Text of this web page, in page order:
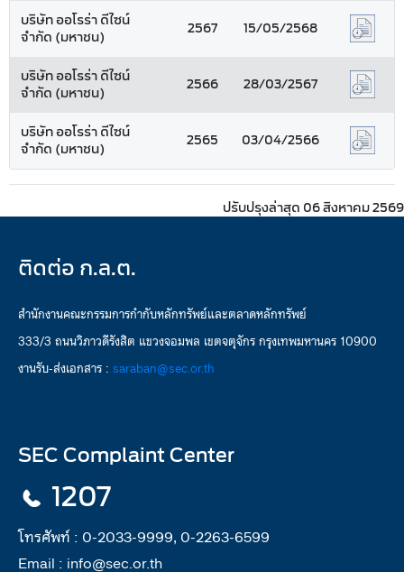
บริษัท ออโรร่า ดีไซน์
จำกัด (มหาชน)
2567 15/05/2568
บริษัท ออโรร่า ดีไซน์
จำกัด (มหาชน)
2566 28/03/2567
บริษัท ออโรร่า ดีไซน์
จำกัด (มหาชน)
2565 03/04/2566
ปรับปรุงล่าสุด 06 สิงหาคม 2569
ติดต่อ ก.ล.ต.
สำนักงานคณะกรรมการกำกับหลักทรัพย์และตลาดหลักทรัพย์
333/3 ถนนวิภาวดีรังสิต แขวงจอมพล เขตจตุจักร กรุงเทพมหานคร 10900
งานรับ-ส่งเอกสาร : saraban@sec.or.th
SEC Complaint Center
1207
โทรศัพท์ : 0-2033-9999, 0-2263-6599
Email : info@sec.or.th